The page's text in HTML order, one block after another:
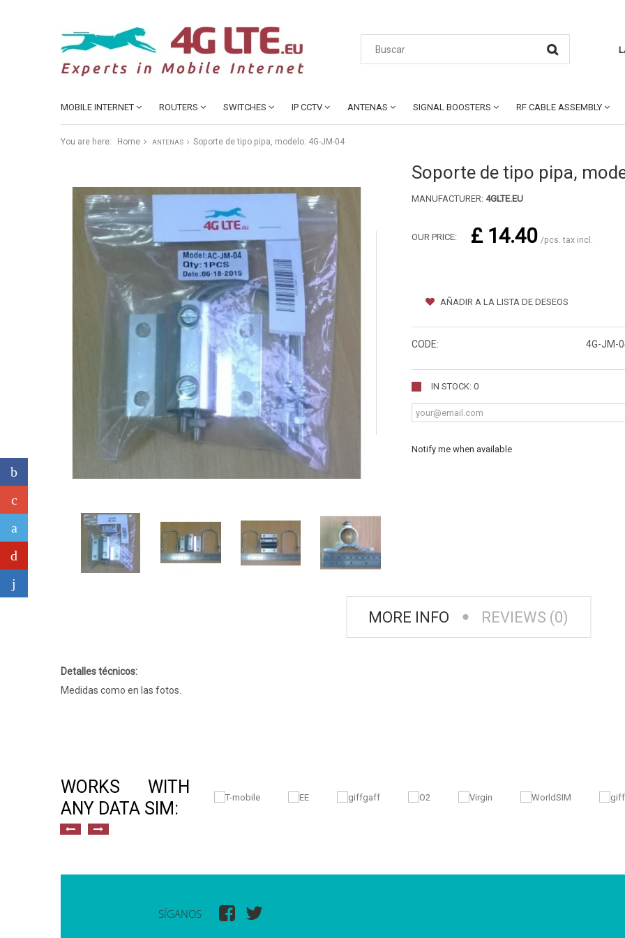
MOBILE INTERNET ROUTERS SWITCHES IP CCTV ANTENAS SIGNAL BOOSTERS RF CABLE ASSEMBLY
You are here: Home ANTENAS Soporte de tipo pipa, modelo: 4G-JM-04
Soporte de tipo pipa,
MANUFACTURER: 4GLTE.EU
OUR PRICE: £ 14.40 /pcs. tax incl.
AÑADIR A LA LISTA DE DESEOS
CODE: 4G-JM-
IN STOCK: 0
Notify me when available
MORE INFO REVIEWS (0)
Detalles técnicos:
Medidas como en las fotos.
WORKS WITH
ANY DATA SIM:
SÍGANOS